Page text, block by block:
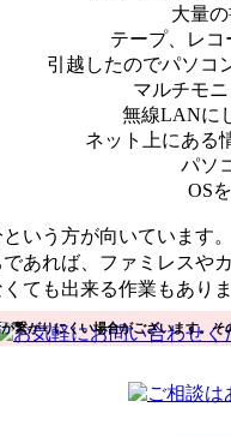
大量
テープ、レ
引越したのでパソコ
マルチモ
無線LANに
ネット上にある
パソ
OS
いう方が向いています。
あれば、ファミレスや
ても出来る作業もありま
繋がりにくい場合がございます。